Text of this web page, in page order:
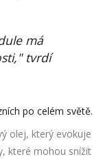
má
tvrdí
po celém světě.
olej, který evokuje
které mohou snížit